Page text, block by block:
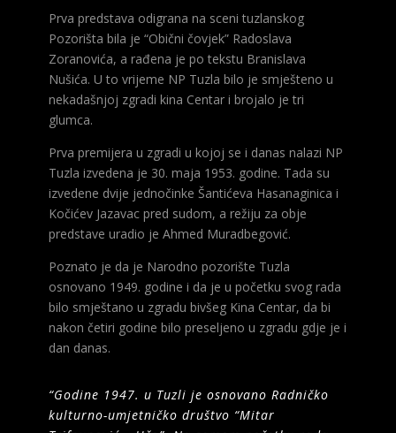
Prva predstava odigrana na sceni tuzlanskog
Pozorišta bila je “Obični čovjek” Radoslava
Zoranovića, a rađena je po tekstu Branislava
Nušića. U to vrijeme NP Tuzla bilo je smješteno u
nekadašnjoj zgradi kina Centar i brojalo je tri
glumca.
Prva premijera u zgradi u kojoj se i danas nalazi NP
Tuzla izvedena je 30. maja 1953. godine. Tada su
izvedene dvije jednočinke Šantićeva Hasanaginica i
Kočićev Jazavac pred sudom, a režiju za obje
predstave uradio je Ahmed Muradbegović.
Poznato je da je Narodno pozorište Tuzla
osnovano 1949. godine i da je u početku svog rada
bilo smještano u zgradu bivšeg Kina Centar, da bi
nakon četiri godine bilo preseljeno u zgradu gdje je i
dan danas.
“Godine 1947. u Tuzli je osnovano Radničko
kulturno-umjetničko društvo “Mitar